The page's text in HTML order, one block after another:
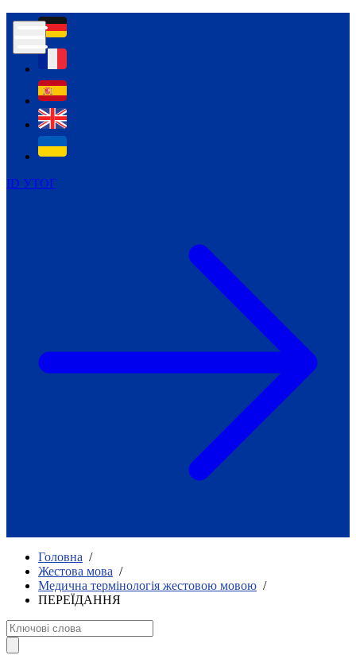
ID УТОГ
Контур психологічної безпеки глухих
Всеукраїнський пісенний
челендж «Україно, ти є!»
Молодіжний челендж «Жестова
мова для мене – це…»
Репортажі спеціальних та
інклюзивних начальних закладів
України
Як приклад стійкості спільноти
Говоримо коротко про наболіле
Міжнародний тиждень глухих людей
Всеукраїнський челендж «Молодь
співає»
жестову мову.
УТОГ»: прийом заявок 2023
Флешмоб «Історії успіхів, які надихають»
Переклад жестовою мовою
Діяльність УТОГ
Головна /
Жестова мова /
Медична термінологія жестовою мовою /
ПЕРЕЇДАННЯ